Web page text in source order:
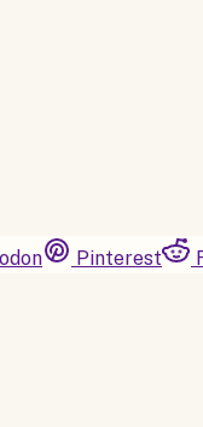
Pinterest